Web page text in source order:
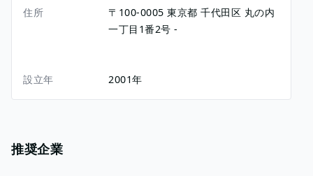
住所 〒100-0005東京都千代田区 丸の内
一丁目1番2号-
設立年 2001年
推奨企業